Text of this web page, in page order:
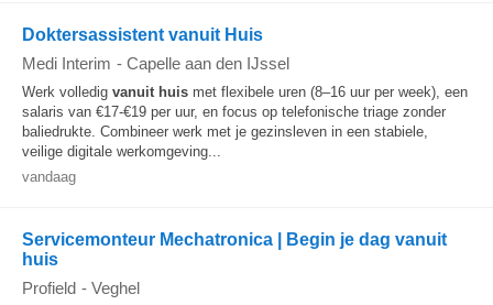
Doktersassistent vanuit Huis
Medi Interim - Capelle aan den IJssel
Werk volledig vanuit huis met flexibele uren (8–16 uur per week), een
salaris van €17-€19 per uur, en focus op telefonische triage zonder
baliedrukte. Combineer werk met je gezinsleven in een stabiele,
veilige digitale werkomgeving...
vandaag
Servicemonteur Mechatronica | Begin je dag vanuit
huis
Profield - Veghel